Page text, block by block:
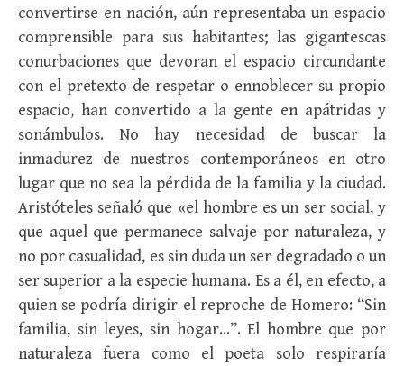
convertirse en nación, aún representaba un espacio
comprensible para sus habitantes; las gigantescas
conurbaciones que devoran el espacio circundante
con el pretexto de respetar o ennoblecer su propio
espacio, han convertido a la gente en apátridas y
sonámbulos. No hay necesidad de buscar la
inmadurez de nuestros contemporáneos en otro
lugar que no sea la pérdida de la familia y la ciudad.
Aristóteles señaló que «el hombre es un ser social, y
que aquel que permanece salvaje por naturaleza, y
no por casualidad, es sin duda un ser degradado o un
ser superior a la especie humana. Es a él, en efecto, a
quien se podría dirigir el reproche de Homero: “Sin
familia, sin leyes, sin hogar…”. El hombre que por
naturaleza fuera como el poeta solo respiraría